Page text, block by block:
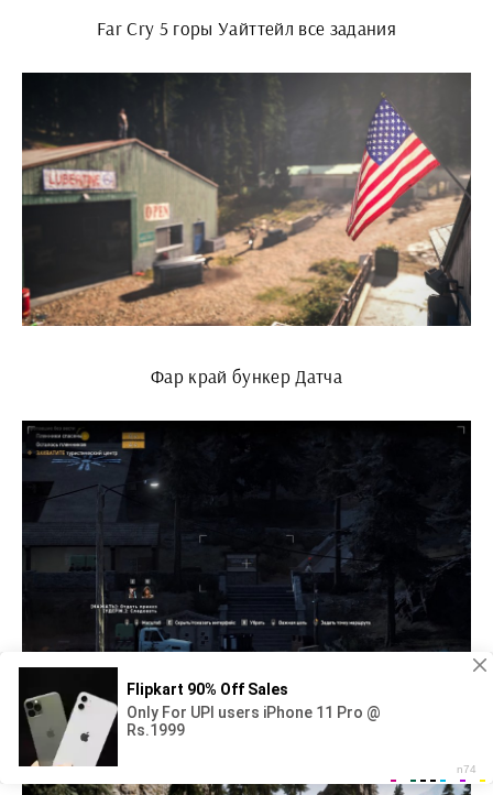
Far Cry 5 горы Уайттейл все задания
Фар край бункер Датча
Илай far Cry 5